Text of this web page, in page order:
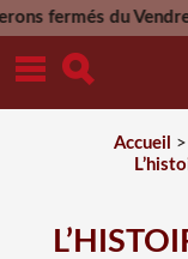
du Vendredi 24
Accueil >